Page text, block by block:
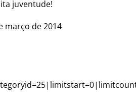
juventude!
março de 2014